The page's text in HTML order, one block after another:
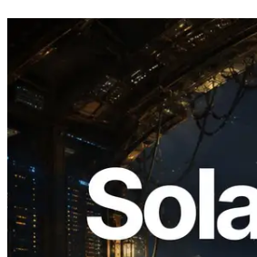
2026.08.05